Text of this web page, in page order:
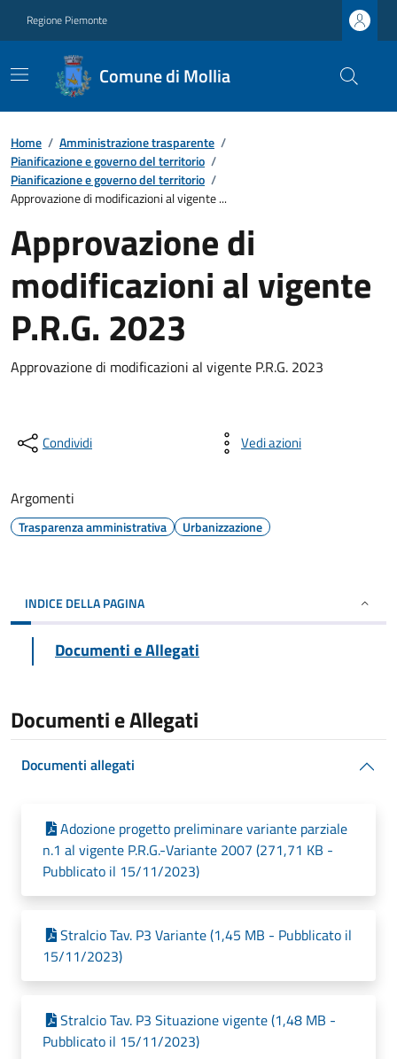
Regione Piemonte
Comune di Mollia
Home / Amministrazione trasparente /
Pianificazione e governo del territorio /
Pianificazione e governo del territorio /
Approvazione di modificazioni al vigente ...
Approvazione di
modificazioni al vigente
P.R.G. 2023
Approvazione di modificazioni al vigente P.R.G. 2023
Condividi Vedi azioni
Argomenti
Trasparenza amministrativa Urbanizzazione
INDICE DELLA PAGINA
Documenti e Allegati
Documenti e Allegati
Documenti allegati
Adozione progetto preliminare variante parziale
n.1 al vigente P.R.G.-Variante 2007 (271,71 KB -
Pubblicato il 15/11/2023)
Stralcio Tav. P3 Variante (1,45 MB - Pubblicato il
15/11/2023)
Stralcio Tav. P3 Situazione vigente (1,48 MB -
Pubblicato il 15/11/2023)